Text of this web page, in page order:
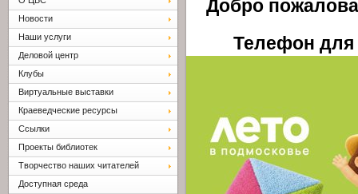
Добро
Телефон для
Новости
Наши услуги
Деловой центр
Клубы
Виртуальные выставки
Краеведческие ресурсы
Ссылки
Проекты библиотек
Творчество наших читателей
Доступная среда